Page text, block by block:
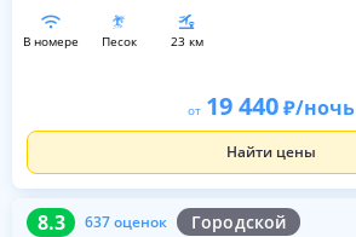
в номере песок 23 км
от 19 440 /ночь
Найти цены
8.3 637 оценок Городской
8.3 637 оценок